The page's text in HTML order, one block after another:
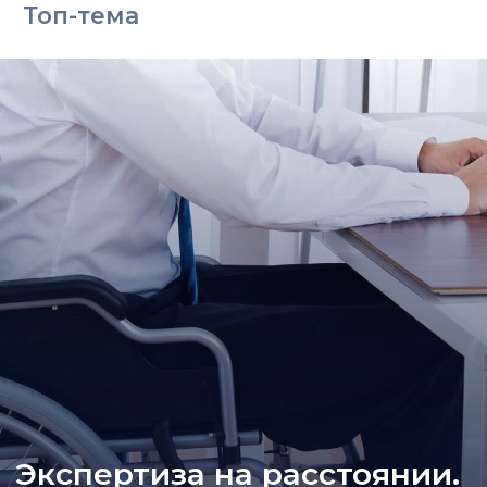
Топ-тема
Экспертиза на расстоянии.